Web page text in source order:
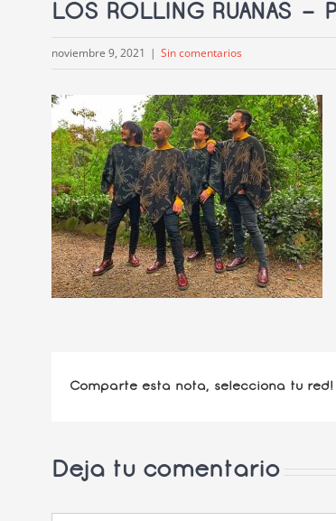
LOS ROLLING RUANAS –
noviembre 9, 2021 | Sin comentarios
Comparte esta nota, selecciona tu red!
Deja tu comentario